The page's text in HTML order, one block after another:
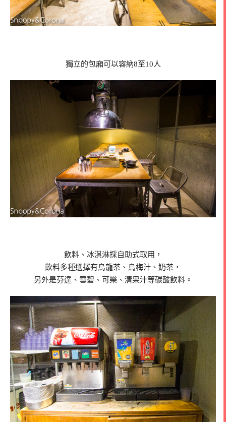
獨立的包廂可以容納8至10人
飲料、冰淇淋採自助式取用，
飲料多種選擇有烏龍茶、烏梅汁、奶茶，
另外是芬達、雪碧、可樂、清果汁等碳酸飲料。